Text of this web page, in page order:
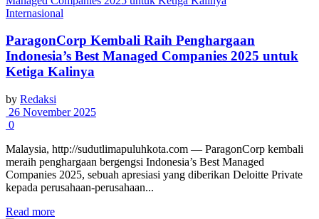
Internasional
ParagonCorp Kembali Raih Penghargaan
Indonesia’s Best Managed Companies 2025 untuk
Ketiga Kalinya
by Redaksi
26 November 2025
0
Malaysia, http://sudutlimapuluhkota.com — ParagonCorp kembali
meraih penghargaan bergengsi Indonesia’s Best Managed
Companies 2025, sebuah apresiasi yang diberikan Deloitte Private
kepada perusahaan-perusahaan...
Read more